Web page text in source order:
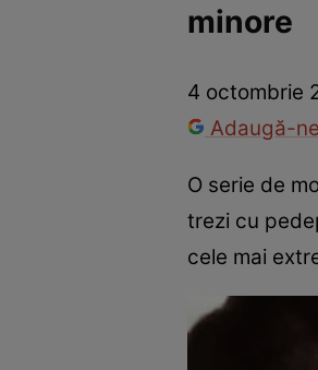
minore
4 octombrie
Adaugă-
O serie de
trezi cu
cele mai